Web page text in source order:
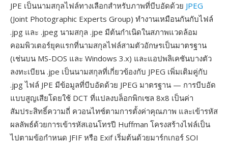
JPE เป็นนามสกุลไฟล์ทางเลือกสำหรับภาพที่บีบอัดด้วย JPEG
(Joint Photographic Experts Group) ทำงานเหมือนกันกับไฟล์
.jpg และ .jpeg นามสกุล .jpe มีต้นกำเนิดในสภาพแวดล้อม
คอมพิวเตอร์ยุคแรกที่นามสกุลไฟล์สามตัวอักษรเป็นมาตรฐาน
(เช่นบน MS-DOS และ Windows 3.x) และแอปพลิเคชันบางตัว
ลงทะเบียน .jpe เป็นนามสกุลที่เกี่ยวข้องกับ JPEG เพิ่มเติมคู่กับ
.jpg ไฟล์ JPE มีข้อมูลที่บีบอัดด้วย JPEG มาตรฐาน — การบีบอัด
แบบสูญเสียโดยใช้ DCT ที่แปลงบล็อกพิกเซล 8x8 เป็นค่า
สัมประสิทธิ์ความถี่ ควอนไทซ์ตามการตั้งค่าคุณภาพ และเข้ารหัส
ผลลัพธ์ด้วยการเข้ารหัสเอนโทรปี Huffman โครงสร้างไฟล์เป็น
ไปตามข้อกำหนด JFIF หรือ Exif เริ่มต้นด้วยมาร์กเกอร์ SOI